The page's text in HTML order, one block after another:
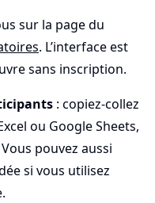
sur la page du
. L’interface est
sans inscription.
: copiez-collez
ou Google Sheets,
pouvez aussi
si vous utilisez